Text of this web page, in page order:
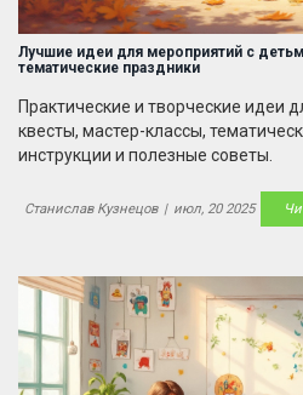
Лучшие идеи для мероприятий с
тематические праздники
Практические и творческие идеи
квесты, мастер-классы,
инструкции и полезные советы.
Станислав Кузнецов | июл, 20 2025